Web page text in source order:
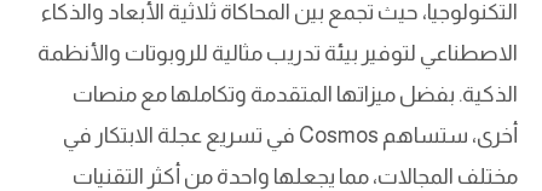
التكنولوجيا، حيث تجمع بين المحاكاة ثلاثية الأبعاد والذكاء
الاصطناعي لتوفير بيئة تدريب مثالية للروبوتات والأنظمة
الذكية. بفضل ميزاتها المتقدمة وتكاملها مع منصات
أخرى، ستساهم Cosmos في تسريع عجلة الابتكار في
مختلف المجالات، مما يجعلها واحدة من أكثر التقنيات